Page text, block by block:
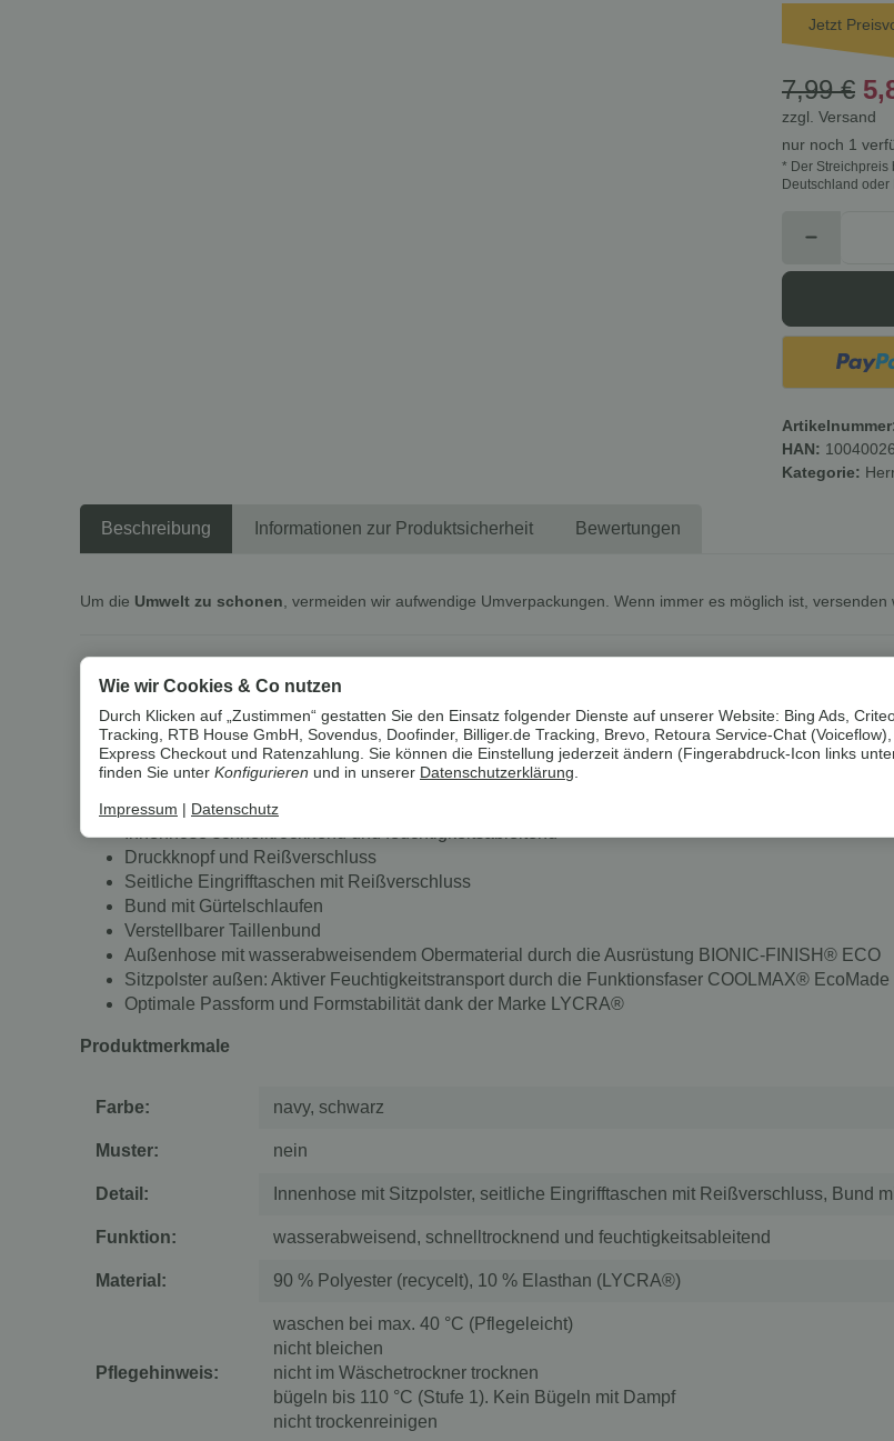
Jetzt
7,99 €
zzgl. Versand
nur noch 1
* Der Streichpreis
Deutschland oder
HAN:
Kategorie:
Beschreibung Informationen zur Produktsicherheit Bewertungen
Um die Umwelt zu schonen , vermeiden wir aufwendige Umverpackungen. Wenn immer es möglich ist,
CRIVIT Herren 2-in-1-Funktionsshorts
Eigenschaften
Hergestellt mit recyceltem Material
Innenhose mit Gummizugbund
Herausnehmbare Innenhose mit Sitzpolster
Innenhose schnelltrocknend und feuchtigkeitsableitend
Druckknopf und Reißverschluss
Seitliche Eingrifftaschen mit Reißverschluss
Bund mit Gürtelschlaufen
Verstellbarer Taillenbund
Außenhose mit wasserabweisendem Obermaterial durch die Ausrüstung BIONIC-FINISH® ECO
Sitzpolster außen: Aktiver Feuchtigkeitstransport durch die Funktionsfaser COOLMAX® EcoMade
Optimale Passform und Formstabilität dank der Marke LYCRA®
Produktmerkmale
Farbe: navy, schwarz
Muster: nein
Detail: Innenhose mit Sitzpolster, seitliche Eingrifftaschen mit Reißverschluss, Bund
Funktion: wasserabweisend, schnelltrocknend und feuchtigkeitsableitend
Material: 90 % Polyester (recycelt), 10 % Elasthan (LYCRA®)
Pflegehinweis:
waschen bei max. 40 °C (Pflegeleicht)
nicht bleichen
nicht im Wäschetrockner trocknen
bügeln bis 110 °C (Stufe 1). Kein Bügeln mit Dampf
nicht trockenreinigen
Wie wir Cookies & Co nutzen
Durch Klicken auf „Zustimmen“ gestatten Sie den Einsatz folgender Dienste auf unserer Website: Bing Ads,
Tracking, RTB House GmbH, Sovendus, Doofinder, Billiger.de Tracking, Brevo, Retoura Service-Chat (Voiceflow),
Express Checkout und Ratenzahlung. Sie können die Einstellung jederzeit ändern (Fingerabdruck-Icon links
finden Sie unter Konfigurieren und in unserer Datenschutzerklärung.
Impressum Datenschutz